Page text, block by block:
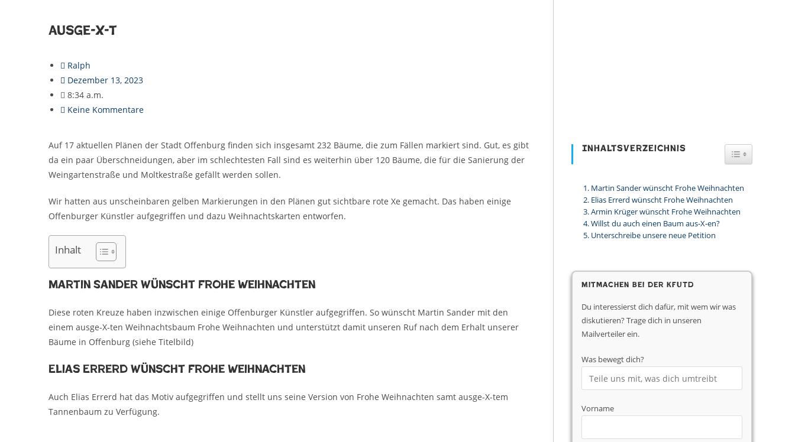
Ausge-X-t
Ralph
Dezember 13, 2023
8:34 a.m.
Keine Kommentare
Auf 17 aktuellen Plänen der Stadt Offenburg finden sich insgesamt 232 Bäume, die zum Fällen markiert sind. Gut, es gibt
da ein paar Überschneidungen, aber im schlechtesten Fall sind es weiterhin über 120 Bäume, die für die Sanierung der
Weingartenstraße und Moltkestraße gefällt werden sollen.
Wir hatten aus unscheinbaren gelben Markierungen in den Plänen gut sichtbare rote Xe gemacht. Das haben einige
Offenburger Künstler aufgegriffen und dazu Weihnachtskarten entworfen.
Inhalt
Martin Sander wünscht Frohe Weihnachten
Diese roten Kreuze haben inzwischen einige Offenburger Künstler aufgegriffen. So wünscht Martin Sander mit den
einem ausge-X-ten Weihnachtsbaum Frohe Weihnachten und unterstützt damit unseren Ruf nach dem Erhalt unserer
Bäume in Offenburg (siehe Titelbild)
Elias Errerd wünscht Frohe Weihnachten
Auch Elias Errerd hat das Motiv aufgegriffen und stellt uns seine Version von Frohe Weihnachten samt ausge-X-tem
Tannenbaum zu Verfügung.
Inhaltsverzeichnis Toggle
Martin Sander wünscht Frohe Weihnachten
Elias Errerd wünscht Frohe Weihnachten
Armin Krüger wünscht Frohe Weihnachten
Willst du auch einen Baum aus-X-en?
Unterschreibe unsere neue Petition
Mitmachen bei der KfUTD
Du interessierst dich dafür, mit wem wir was
diskutieren? Trage dich in unseren
Mailverteiler ein.
Was bewegt dich?
Vorname